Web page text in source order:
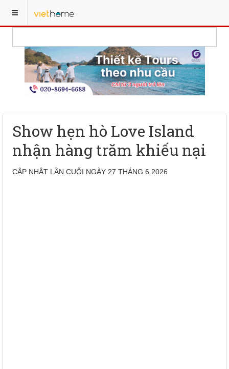
Show hẹn hò Love Island
nhận hàng trăm khiếu nại
CẬP NHẬT LẦN CUỐI NGÀY 27 THÁNG 6 2026